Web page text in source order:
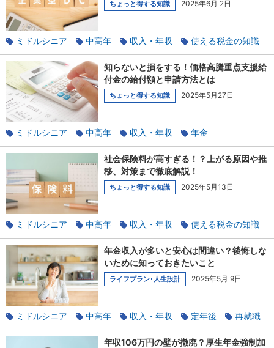
ちょっと得する知識 2025年6月 2日
ミドルシニア 中高年 収入・年収
使える税金の知識
年金
定年
知らないと損をする！価格高騰重点支援給
付金の給付額と申請方法とは
ちょっと得する知識 2025年5月27日
ミドルシニア 中高年 収入・年収 年金
社会保険料が高すぎる！？上がる原因や推
移、対策まで徹底解説！
ちょっと得する知識 2025年5月13日
ミドルシニア 中高年 収入・年収
使える税金の知識
年金
年金収入が多いと安心は間違い？後悔しな
いために知っておきたいこと
ライフプラン･人生設計 2025年5月 9日
ミドルシニア 中高年 収入・年収 定年後
再就職
年金
年収106万円の壁が撤廃？厚生年金強制加